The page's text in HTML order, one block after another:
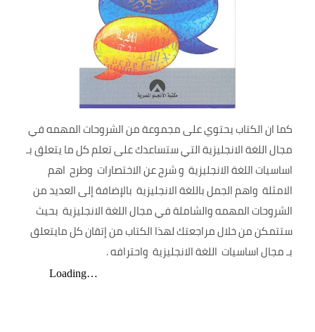
كما ان الكتاب يحتوي على مجموعة من الشروحات المهمه في
مجال اللغة الانجليزية التي ستساعدك على تعلم كل ما يتعلق بـ
اساسيات اللغة الانجليزية و شرح عن الاختصارات وطرح اهم
الامثلة واهم الجمل باللغة الانجليزية بالإضافة إلى العديد من
الشروحات المهمه والشاملة في مجال اللغة الانجليزية بحيث
ستتمكن من خلال مراجعتك لهذا الكتاب من إتقان كل مايتعلق
بـ مجال اساسيات اللغة الانجليزية واحترافه .